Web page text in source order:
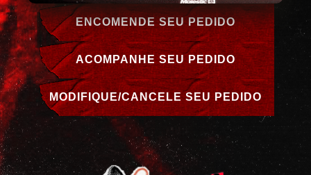
ENCOMENDE SEU PEDIDO
ACOMPANHE SEU PEDIDO
MODIFIQUE/CANCELE SEU PEDIDO